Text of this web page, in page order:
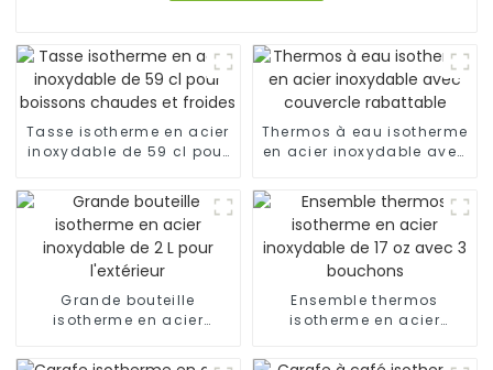
Tasse isotherme en acier
inoxydable de 59 cl pour
froides
Thermos à eau isotherme
en acier inoxydable avec
Grande bouteille
isotherme en acier
l'extérieur
Ensemble thermos
isotherme en acier
3 bouchons